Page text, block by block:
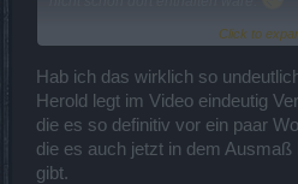
Offtopic-Beiträge, die lediglich wegen
hier verfasst wurden (-> "Waldi-
Mit freundlichen Grüßen,
Click to
Hab ich das wirklich so
Herold legt im Video eindeutig
die es so definitiv vor ein paar
die es auch jetzt in dem
gibt.